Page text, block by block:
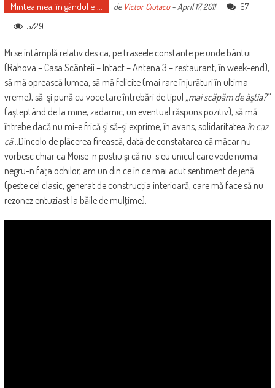
Mintea mea, în gândul ei... de Victor Ciutacu-April 17, 2011
67
5729
Mi se întâmplă relativ des ca, pe traseele constante pe unde bântui
(Rahova – Casa Scânteii – Intact – Antena 3 – restaurant, în week-end),
să mă oprească lumea, să mă felicite (mai rare înjurături în ultima
vreme), să-şi pună cu voce tare întrebări de tipul „mai scăpăm de ăştia?”
(aşteptând de la mine, zadarnic, un eventual răspuns pozitiv), să mă
întrebe dacă nu mi-e frică şi să-şi exprime, în avans, solidaritatea în caz
că…Dincolo de plăcerea firească, dată de constatarea că măcar nu
vorbesc chiar ca Moise-n pustiu şi că nu-s eu unicul care vede numai
negru-n faţa ochilor, am un din ce în ce mai acut sentiment de jenă
(peste cel clasic, generat de construcţia interioară, care mă face să nu
rezonez entuziast la băile de mulţime).